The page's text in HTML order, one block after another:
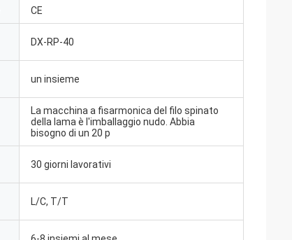
CE
DX-RP-40
un insieme
La macchina a fisarmonica del filo spinato
della lama è l'imballaggio nudo. Abbia
bisogno di un 20 p
30 giorni lavorativi
L/C, T/T